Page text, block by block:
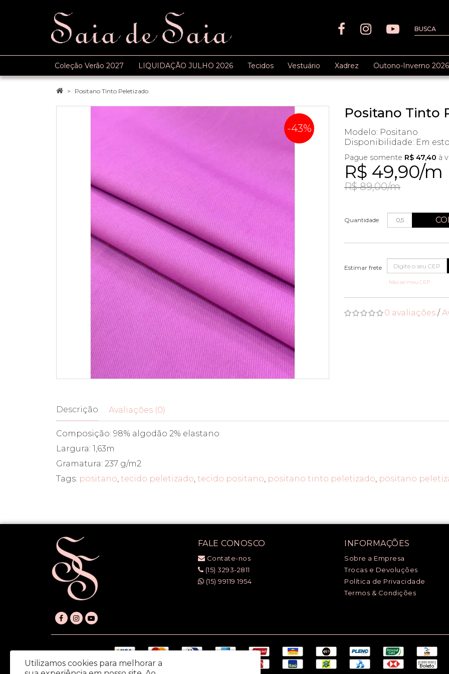
Coleção Verão 2027 LIQUIDAÇÃO JULHO 2026 Tecidos Vestuário Xadrez Outono-Inverno 2026
Positano Tinto Peletizado
-43%
Positano Tinto
Modelo: Positano
Disponibilidade: Em
R$ 49,90/m
R$ 89,00/m
Pague somente R$ 47,40 à
Quantidade
Não sei meu CEP
0 avaliações /
Descrição Avaliações (0)
Composição: 98% algodão 2% elastano
Largura: 1,63m
Gramatura: 237 g/m2
Tags: positano, tecido peletizado, tecido positano, positano tinto peletizado, positano
FALE CONOSCO
Contate-nos
(15) 3293-2811
(15) 99119 1954
INFORMAÇÕES
Sobre a Empresa
Trocas e Devoluções
Política de Privacidade
Termos & Condições
Utilizamos cookies para melhorar a